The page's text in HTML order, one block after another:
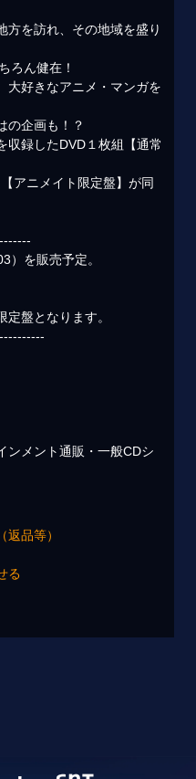
方を訪れ、その地域を盛り
ろん健在！
大好きなアニメ・マンガを
の企画も！？
収録したDVD１枚組【通常
アニメイト限定盤】が同
）を販売予定。
盤となります。
ンメント通販・一般CDシ
品等）
る